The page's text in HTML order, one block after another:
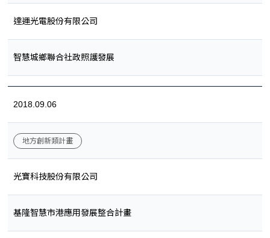
達運光電股份有限公司
智慧城鄉聯合社政照護發展
2018.09.06
地方創新類計畫
光寶科技股份有限公司
基隆智慧市港應用發展整合計畫